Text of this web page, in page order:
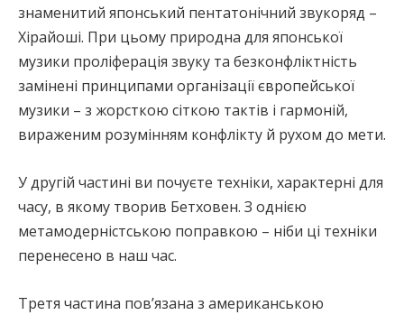
знаменитий японський пентатонічний звукоряд –
Хірайоші. При цьому природна для японської
музики проліферація звуку та безконфліктність
замінені принципами організації європейської
музики – з жорсткою сіткою тактів і гармоній,
вираженим розумінням конфлікту й рухом до мети.
У другій частині ви почуєте техніки, характерні для
часу, в якому творив Бетховен. З однією
метамодерністською поправкою – ніби ці техніки
перенесено в наш час.
Третя частина пов’язана з американською